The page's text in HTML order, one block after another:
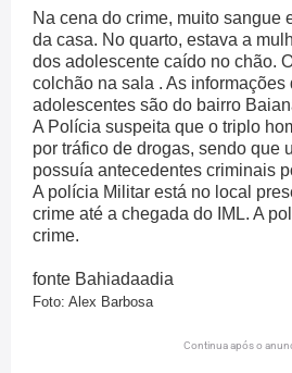
Na cena do crime, muito sangue
da casa. No quarto, estava a
dos adolescente caído no chão.
colchão na sala . As informações
adolescentes são do bairro
A Polícia suspeita que o triplo
por tráfico de drogas, sendo que
possuía antecedentes criminais
A polícia Militar está no local
crime até a chegada do IML. A
crime.
fonte Bahiadaadia
Foto: Alex Barbosa
Continua após o